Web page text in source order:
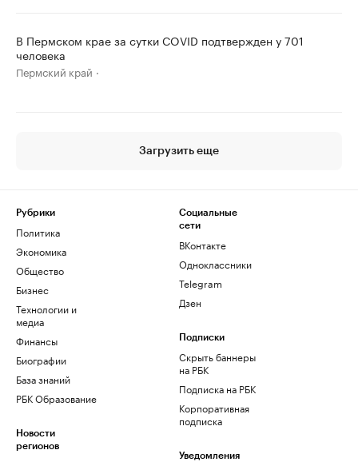
В Пермском крае за сутки COVID подтвержден у 701
человека
Пермский край
Загрузить еще
Рубрики
Политика
Экономика
Общество
Бизнес
Технологии и
медиа
Финансы
Биографии
База знаний
РБК Образование
Новости
регионов
Социальные
сети
ВКонтакте
Одноклассники
Telegram
Дзен
Подписки
Скрыть баннеры
на РБК
Подписка на РБК
Корпоративная
подписка
Уведомления